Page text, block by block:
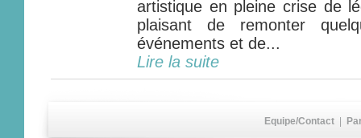
artistique en pleine crise de
plaisant de remonter
événements et de...
Lire la suite
Equipe/Contact